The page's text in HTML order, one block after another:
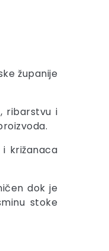
županije
ribarstvu i
križanaca
dok je
stoke